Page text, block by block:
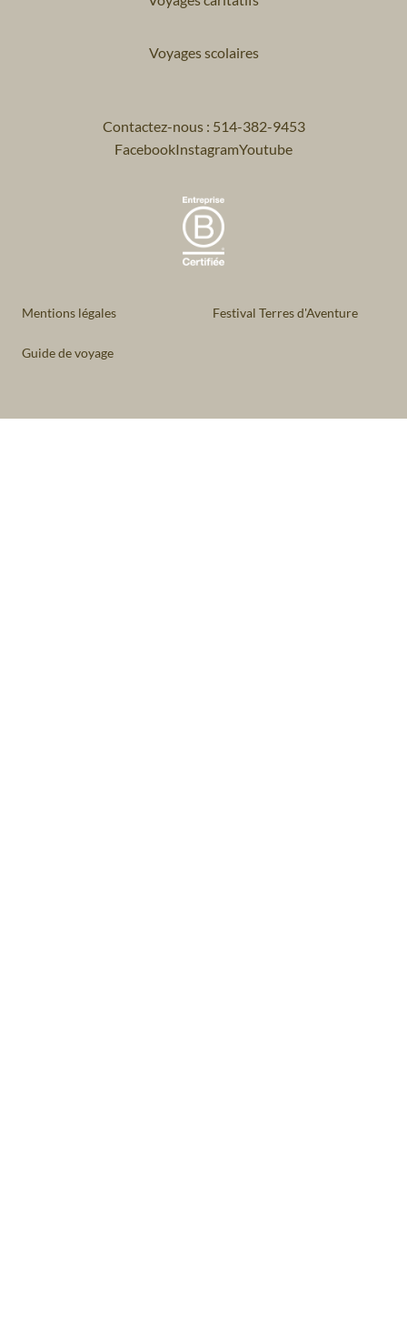
Voyages scolaires
Contactez-nous : 514-382-9453
FacebookInstagramYoutube
Mentions légales Festival Terres d'Aventure
Guide de voyage